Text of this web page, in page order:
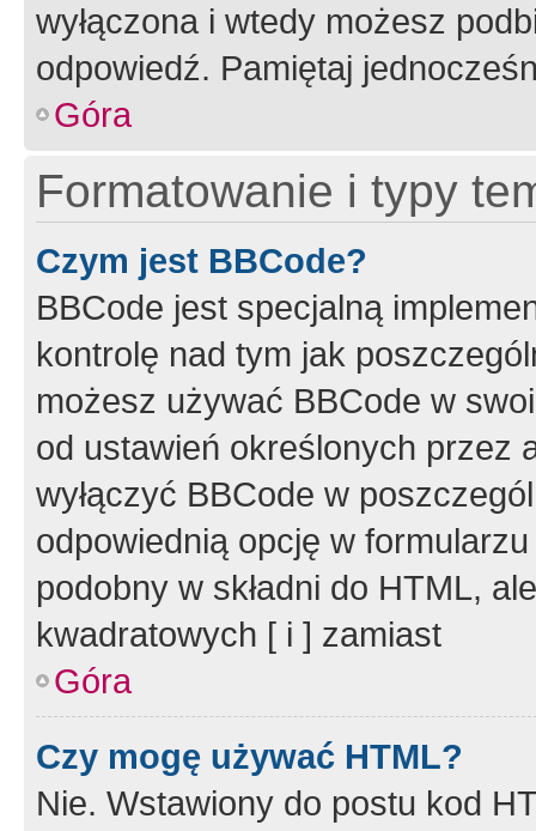
wyłączona i wtedy możesz
odpowiedź. Pamiętaj
Góra
Formatowanie i typy
Czym jest BBCode?
BBCode jest specjalną
kontrolę nad tym jak
możesz używać BBCode w
od ustawień określonych przez
wyłączyć BBCode w
odpowiednią opcję w
podobny w składni do HTML,
kwadratowych [ i ] zamiast
Góra
Czy mogę używać HTML?
Nie. Wstawiony do postu kod